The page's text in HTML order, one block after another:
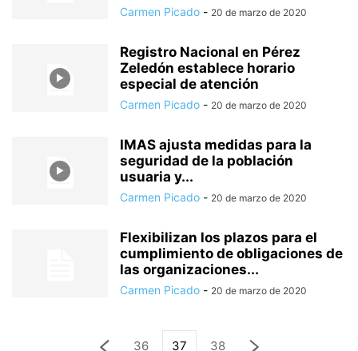
Carmen Picado - 20 de marzo de 2020
Registro Nacional en Pérez
Zeledón establece horario
especial de atención
Carmen Picado - 20 de marzo de 2020
IMAS ajusta medidas para la
seguridad de la población
usuaria y...
Carmen Picado - 20 de marzo de 2020
Flexibilizan los plazos para el
cumplimiento de obligaciones de
las organizaciones...
Carmen Picado - 20 de marzo de 2020
36 37 38